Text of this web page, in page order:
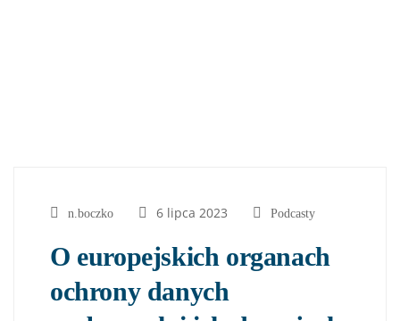
n.boczko 6 lipca 2023 Podcasty
O europejskich organach
ochrony danych